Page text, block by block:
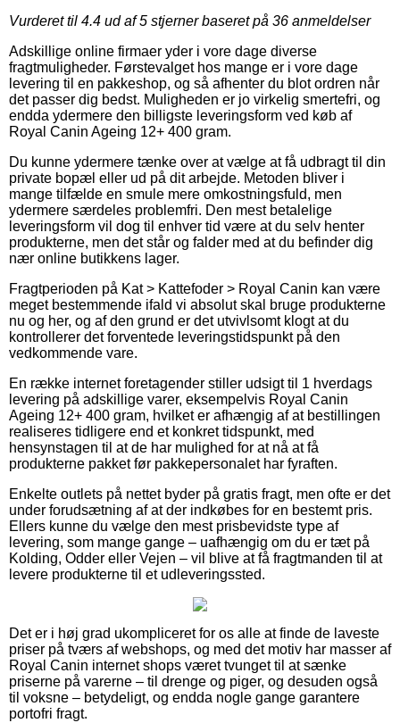
Vurderet til 4.4 ud af 5 stjerner baseret på 36 anmeldelser
Adskillige online firmaer yder i vore dage diverse
fragtmuligheder. Førstevalget hos mange er i vore dage
levering til en pakkeshop, og så afhenter du blot ordren når
det passer dig bedst. Muligheden er jo virkelig smertefri, og
endda ydermere den billigste leveringsform ved køb af
Royal Canin Ageing 12+ 400 gram.
Du kunne ydermere tænke over at vælge at få udbragt til din
private bopæl eller ud på dit arbejde. Metoden bliver i
mange tilfælde en smule mere omkostningsfuld, men
ydermere særdeles problemfri. Den mest betalelige
leveringsform vil dog til enhver tid være at du selv henter
produkterne, men det står og falder med at du befinder dig
nær online butikkens lager.
Fragtperioden på Kat > Kattefoder > Royal Canin kan være
meget bestemmende ifald vi absolut skal bruge produkterne
nu og her, og af den grund er det utvivlsomt klogt at du
kontrollerer det forventede leveringstidspunkt på den
vedkommende vare.
En række internet foretagender stiller udsigt til 1 hverdags
levering på adskillige varer, eksempelvis Royal Canin
Ageing 12+ 400 gram, hvilket er afhængig af at bestillingen
realiseres tidligere end et konkret tidspunkt, med
hensynstagen til at de har mulighed for at nå at få
produkterne pakket før pakkepersonalet har fyraften.
Enkelte outlets på nettet byder på gratis fragt, men ofte er det
under forudsætning af at der indkøbes for en bestemt pris.
Ellers kunne du vælge den mest prisbevidste type af
levering, som mange gange – uafhængig om du er tæt på
Kolding, Odder eller Vejen – vil blive at få fragtmanden til at
levere produkterne til et udleveringssted.
Det er i høj grad ukompliceret for os alle at finde de laveste
priser på tværs af webshops, og med det motiv har masser af
Royal Canin internet shops været tvunget til at sænke
priserne på varerne – til drenge og piger, og desuden også
til voksne – betydeligt, og endda nogle gange garantere
portofri fragt.